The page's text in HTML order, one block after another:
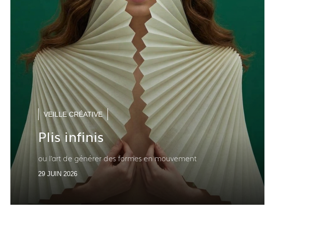
VEILLE CRÉATIVE
Plis infinis
ou l’art de générer des formes en mouvement
29 JUIN 2026